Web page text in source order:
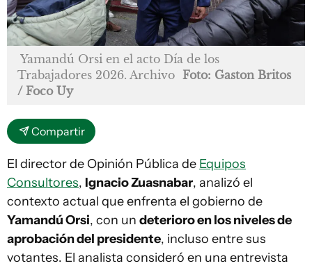
Yamandú Orsi en el acto Día de los
Trabajadores 2026. Archivo Foto: Gaston Britos
/ Foco Uy
Compartir
El director de Opinión Pública de Equipos
Consultores, Ignacio Zuasnabar, analizó el
contexto actual que enfrenta el gobierno de
Yamandú Orsi, con un deterioro en los niveles de
aprobación del presidente, incluso entre sus
votantes. El analista consideró en una entrevista